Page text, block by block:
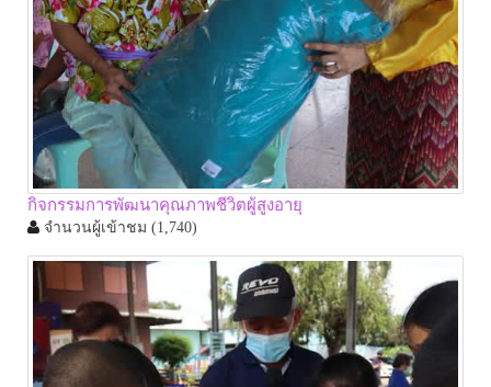
กิจกรรมการพัฒนาคุณภาพชีวิตผู้สูงอายุ
จำนวนผู้เข้าชม (1,740)